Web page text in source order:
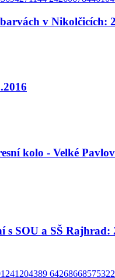
v Nikolčicích:
kolo - Velké
s SOU a SŠ Rajhrad: